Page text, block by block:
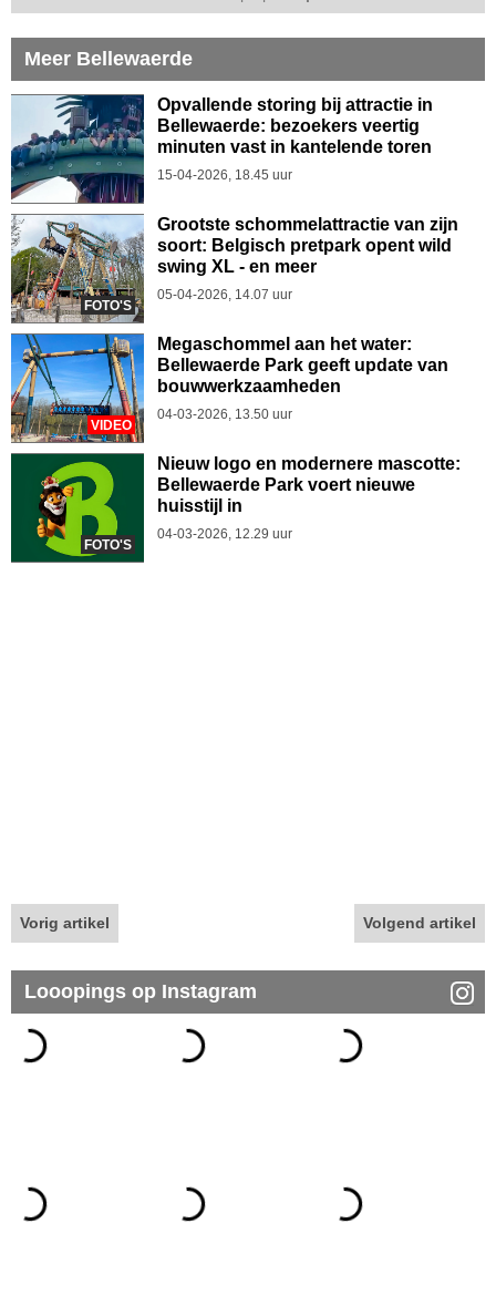
Meer Bellewaerde
Opvallende storing bij attractie in
Bellewaerde: bezoekers veertig
minuten vast in kantelende toren
15-04-2026, 18.45 uur
FOTO'S
Grootste schommelattractie van zijn
soort: Belgisch pretpark opent wild
swing XL - en meer
05-04-2026, 14.07 uur
VIDEO
Megaschommel aan het water:
Bellewaerde Park geeft update van
bouwwerkzaamheden
04-03-2026, 13.50 uur
FOTO'S
Nieuw logo en modernere mascotte:
Bellewaerde Park voert nieuwe
huisstijl in
04-03-2026, 12.29 uur
Vorig artikel Volgend artikel
Looopings op Instagram